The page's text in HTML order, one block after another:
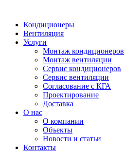
Кондиционеры
Вентиляция
Услуги
Монтаж кондиционеров
Монтаж вентиляции
Сервис кондиционеров
Сервис вентиляции
Согласование с КГА
Проектирование
Доставка
О нас
О компании
Объекты
Новости и статьи
Контакты